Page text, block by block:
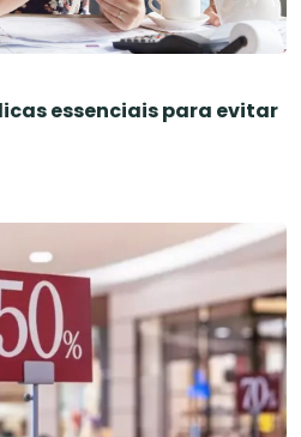
essenciais para evitar